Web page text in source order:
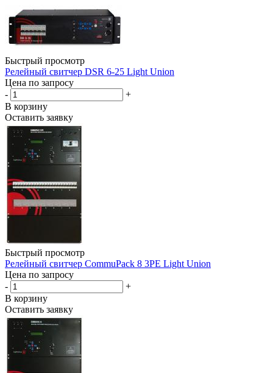
Быстрый просмотр
Релейный свитчер DSR 6-25 Light Union
Цена по запросу
-
+
В корзину
Оставить заявку
Быстрый просмотр
Релейный свитчер CommuPack 8 3PE Light Union
Цена по запросу
-
+
В корзину
Оставить заявку